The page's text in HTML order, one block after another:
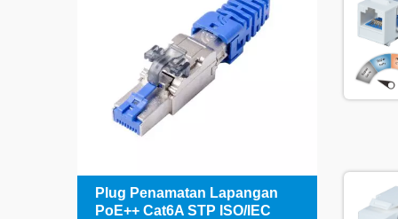
Plug Penamatan Lapangan
PoE++ Cat6A STP ISO/IEC